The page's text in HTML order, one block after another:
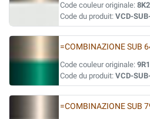
Code couleur originale: 8K2
Code du produit: VCD-
=COMBINAZIONE SUB
Code couleur originale: 9R1
Code du produit: VCD-
=COMBINAZIONE SUB